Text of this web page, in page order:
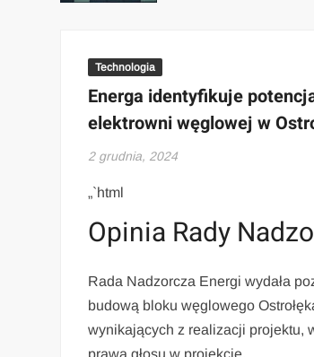
Technologia
Energa identyfikuje
elektrowni węglowej w
2 grudnia, 2024
„`html
Opinia Rady
Rada Nadzorcza Energi wydała
budową bloku węglowego
wynikających z realizacji projektu,
prawa głosu w projekcie.